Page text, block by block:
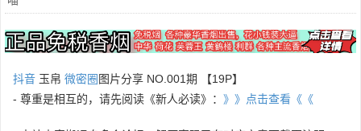
抖音 玉帛 微密圈 图片分享 NO.001期 【19P】
- 尊重是相互的，请先阅读《新人必读》： 》》点击查看《《